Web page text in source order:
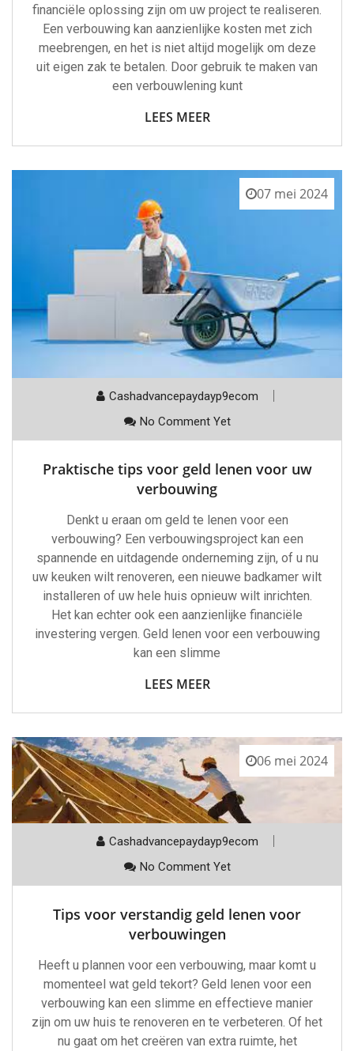
financiële oplossing zijn om uw project te realiseren.
Een verbouwing kan aanzienlijke kosten met zich
meebrengen, en het is niet altijd mogelijk om deze
uit eigen zak te betalen. Door gebruik te maken van
een verbouwlening kunt
LEES MEER
07 mei 2024
Cashadvancepaydayp9ecom
No Comment Yet
Praktische tips voor geld lenen voor uw
verbouwing
Denkt u eraan om geld te lenen voor een
verbouwing? Een verbouwingsproject kan een
spannende en uitdagende onderneming zijn, of u nu
uw keuken wilt renoveren, een nieuwe badkamer wilt
installeren of uw hele huis opnieuw wilt inrichten.
Het kan echter ook een aanzienlijke financiële
investering vergen. Geld lenen voor een verbouwing
kan een slimme
LEES MEER
06 mei 2024
Cashadvancepaydayp9ecom
No Comment Yet
Tips voor verstandig geld lenen voor
verbouwingen
Heeft u plannen voor een verbouwing, maar komt u
momenteel wat geld tekort? Geld lenen voor een
verbouwing kan een slimme en effectieve manier
zijn om uw huis te renoveren en te verbeteren. Of het
nu gaat om het creëren van extra ruimte, het